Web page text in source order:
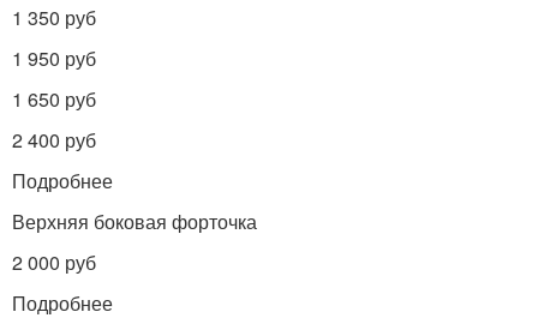
1 350 руб
1 950 руб
1 650 руб
2 400 руб
Подробнее
Верхняя боковая форточка
2 000 руб
Подробнее